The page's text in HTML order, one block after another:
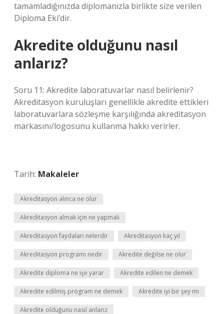
tamamladığınızda diplomanızla birlikte size verilen
Diploma Eki’dir.
Akredite olduğunu nasıl
anlarız?
Soru 11: Akredite laboratuvarlar nasıl belirlenir?
Akreditasyon kuruluşları genellikle akredite ettikleri
laboratuvarlara sözleşme karşılığında akreditasyon
markasını/logosunu kullanma hakkı verirler.
Tarih: Makaleler
Akreditasyon alınca ne olur
Akreditasyon almak için ne yapmalı
Akreditasyon faydaları nelerdir Akreditasyon kaç yıl
Akreditasyon programı nedir Akredite değilse ne olur
Akredite diploma ne işe yarar Akredite edilen ne demek
Akredite edilmiş program ne demek Akredite iyi bir şey mi
Akredite olduğunu nasıl anlarız